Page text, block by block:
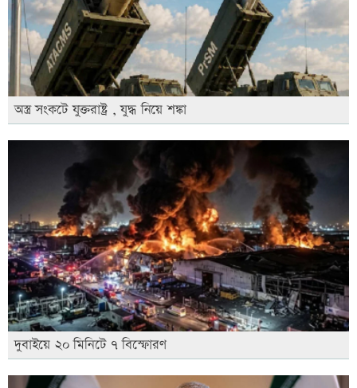
অস্ত্র সংকটে যুক্তরাষ্ট্র , যুদ্ধ নিয়ে শঙ্কা
দুবাইয়ে ২০ মিনিটে ৭ বিস্ফোরণ